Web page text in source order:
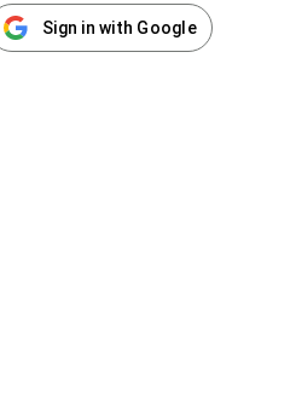
Sign in with Google